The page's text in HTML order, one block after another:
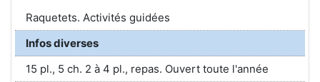
Raquetets. Activités guidées
Infos diverses
15 pl., 5 ch. 2 à 4 pl., repas. Ouvert toute l'année